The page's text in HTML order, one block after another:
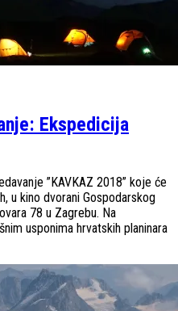
Ekspedicija
”KAVKAZ 2018” koje će
u kino dvorani Gospodarskog
78 u Zagrebu. Na
usponima hrvatskih planinara